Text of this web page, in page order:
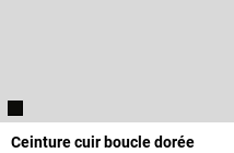
Ceinture cuir boucle dorée